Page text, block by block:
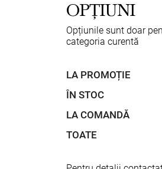
OPȚIUNI
Opțiunile sunt doar
categoria curentă
LA PROMOȚIE
ÎN STOC
LA COMANDĂ
TOATE